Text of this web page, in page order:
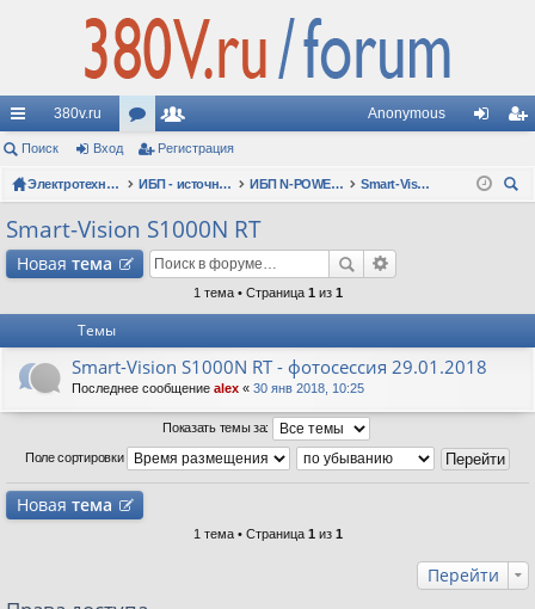
с
ы
лк
380v.ru
ор
ум
ол
ьз
ов
ат
Anonymous
д ис
Поиск Вход Регистрация
Электротехнические форумы ИБП - источники бесперебойного питания ИБП N-POWER: новые модели (презентации, фотосессии, обзоры)
Smart-Vision S1000N RT
Smart-Vision S1000N RT
Новая тема
1 тема • Страница 1 из 1
Темы
Smart-Vision S1000N RT - фотосессия 29.01.2018
Последнее сообщение alex « 30 янв 2018, 10:25
Показать темы за:
Поле сортировки
Новая тема
1 тема • Страница 1 из 1
Перейти